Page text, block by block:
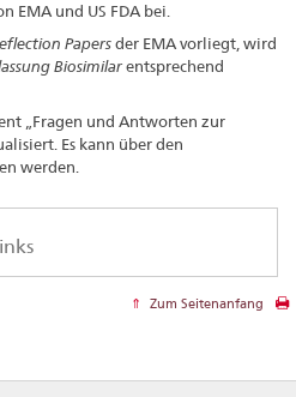
EMA und US FDA bei.
Papersder EMA vorliegt, wird
Biosimilarentsprechend
„Fragen und Antworten zur
Es kann über den
werden.
Zum Seitenanfang